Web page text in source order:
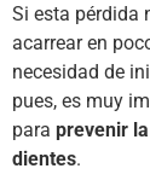
Si esta pérdida
acarrear en
necesidad de
pues, es muy
para prevenir
dientes.